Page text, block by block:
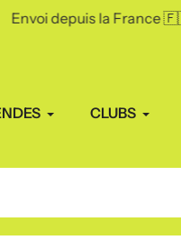
Envoi depuis la France 🇫🇷
CLUBS